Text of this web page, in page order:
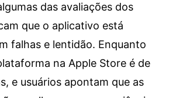
das avaliações dos
que o aplicativo está
falhas e lentidão. Enquanto
na Apple Store é de
e usuários apontam que as